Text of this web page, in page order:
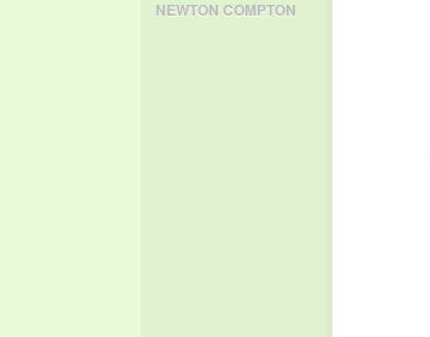
NEWTON COMPTON